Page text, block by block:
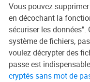
Vous pouvez
en décochant la
sécuriser les
système de fichiers,
voulez décrypter des
passe est
cryptés sans mot de